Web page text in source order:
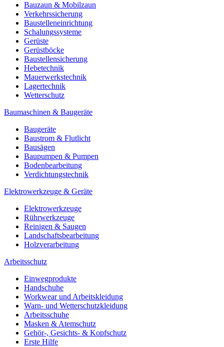
Bauzaun & Mobilzaun
Verkehrssicherung
Baustelleneinrichtung
Schalungssysteme
Gerüste
Gerüstböcke
Baustellensicherung
Hebetechnik
Mauerwerkstechnik
Lagertechnik
Wetterschutz
Baumaschinen & Baugeräte
Baugeräte
Baustrom & Flutlicht
Bausägen
Baupumpen & Pumpen
Bodenbearbeitung
Verdichtungstechnik
Elektrowerkzeuge & Geräte
Elektrowerkzeuge
Rührwerkzeuge
Reinigen & Saugen
Landschaftsbearbeitung
Holzverarbeitung
Arbeitsschutz
Einwegprodukte
Handschuhe
Workwear und Arbeitskleidung
Warn- und Wetterschutzkleidung
Arbeitsschuhe
Masken & Atemschutz
Gehör-, Gesichts- & Kopfschutz
Erste Hilfe